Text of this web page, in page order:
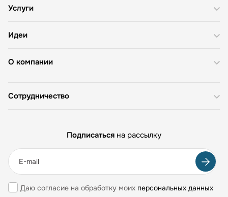
О компании
Услуги
Идеи
Сотрудничество
Подписаться на рассылку
Даю согласие на обработку моих персональных данных